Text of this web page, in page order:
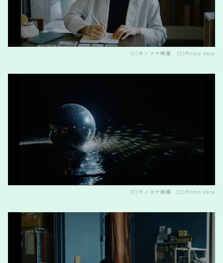
(C)キノコヤ映画 (C)Primo Vere
(C)キノコヤ映画 (C)Primo Vere